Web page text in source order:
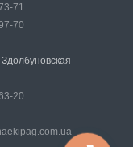
71
70
Здолбуновская
20